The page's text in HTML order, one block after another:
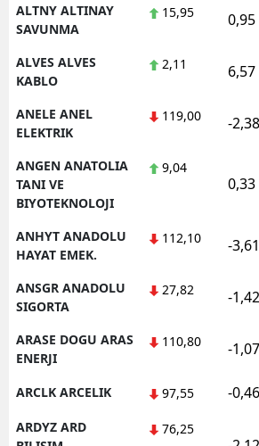
ALTNY ALTINAY
SAVUNMA
15,95 0,95
ALVES ALVES
KABLO
2,11 6,57
ANELE ANEL
ELEKTRIK
119,00 -2,38
ANGEN ANATOLIA
TANI VE
BIYOTEKNOLOJI
9,04
0,33
ANHYT ANADOLU
HAYAT EMEK.
112,10 -3,61
ANSGR ANADOLU
SIGORTA
27,82 -1,42
ARASE DOGU ARAS
ENERJI
110,80 -1,07
ARCLK ARCELIK 97,55 -0,46
ARDYZ ARD
76,25